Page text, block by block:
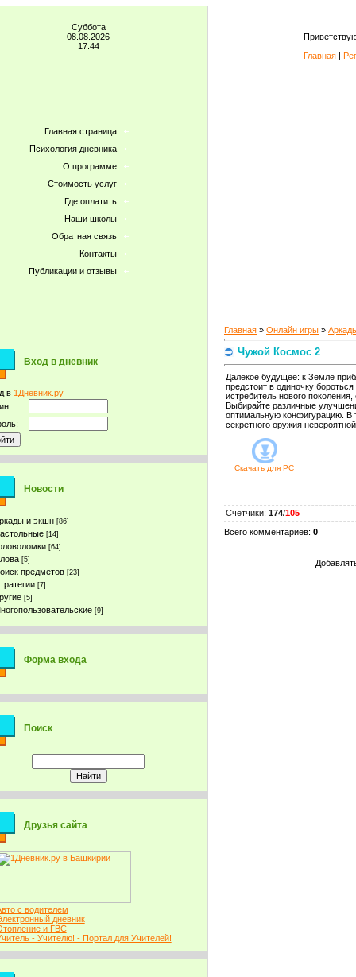
Суббота
08.08.2026
17:44
Главная страница
Психология дневника
О программе
Стоимость услуг
Где оплатить
Наши школы
Обратная связь
Контакты
Публикации и отзывы
Вход в дневник
в 1Дневник.ру
Новости
и экшн [86]
[14]
[64]
[5]
предметов [23]
[7]
[5]
[9]
Форма входа
Поиск
Друзья сайта
с водителем
дневник
и ГВС
- Учителю! - Портал для Учителей!
Главная |
Главная » Онлайн игры »
Чужой Космос 2
Далекое будущее: к Земле
предстоит в одиночку
истребитель нового
Выбирайте различные
оптимальную конфигурацию. В
секретного оружия
Скачать для PC
Счетчики: 174/105
Всего комментариев: 0